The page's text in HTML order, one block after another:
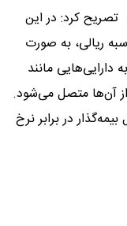
تصریح کرد: در این
ریالی، به صورت
مانند
از آن‌ها متصل می‌شود.
در برابر نرخ